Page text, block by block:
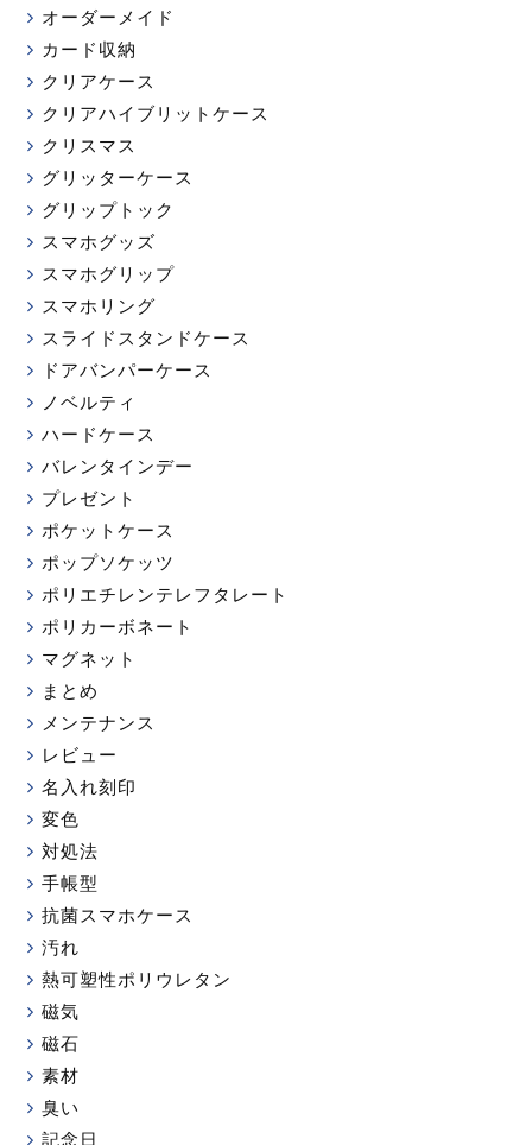
オーダーメイド
カード収納
クリアケース
クリアハイブリットケース
クリスマス
グリッターケース
グリップトック
スマホグッズ
スマホグリップ
スマホリング
スライドスタンドケース
ドアバンパーケース
ノベルティ
ハードケース
バレンタインデー
プレゼント
ポケットケース
ポップソケッツ
ポリエチレンテレフタレート
ポリカーボネート
マグネット
まとめ
メンテナンス
レビュー
名入れ刻印
変色
対処法
手帳型
抗菌スマホケース
汚れ
熱可塑性ポリウレタン
磁気
磁石
素材
臭い
記念日